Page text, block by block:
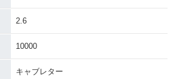
ラーチェンジ
2.6
10000
キャブレター